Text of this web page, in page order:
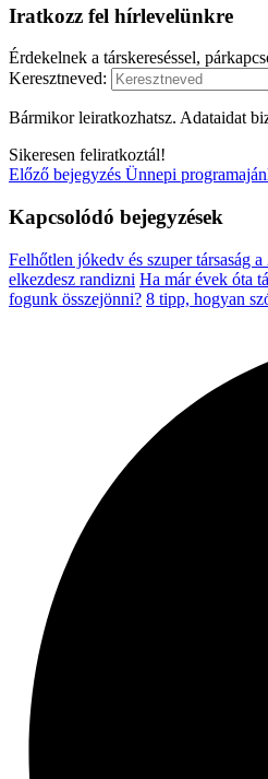
Iratkozz fel hírlevelünkre
Érdekelnek a társkereséssel,
Keresztneved:
Bármikor leiratkozhatsz. Adataidat
Sikeresen feliratkoztál!
Előző bejegyzés Ünnepi
Kapcsolódó bejegyzések
Felhőtlen jókedv és szuper társaság
elkezdesz randizni Ha már évek óta
fogunk összejönni? 8 tipp, hogyan